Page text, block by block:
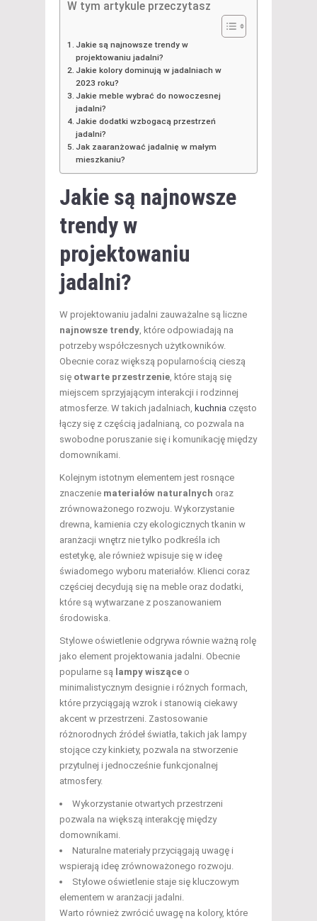
W tym artykule przeczytasz
Jakie są najnowsze trendy w
projektowaniu jadalni?
Jakie kolory dominują w jadalniach w
2023 roku?
Jakie meble wybrać do nowoczesnej
jadalni?
Jakie dodatki wzbogacą przestrzeń
jadalni?
Jak zaaranżować jadalnię w małym
mieszkaniu?
Jakie są najnowsze
trendy w
projektowaniu
jadalni?
W projektowaniu jadalni zauważalne są liczne
najnowsze trendy, które odpowiadają na
potrzeby współczesnych użytkowników.
Obecnie coraz większą popularnością cieszą
się otwarte przestrzenie, które stają się
miejscem sprzyjającym interakcji i rodzinnej
atmosferze. W takich jadalniach, kuchnia często
łączy się z częścią jadalnianą, co pozwala na
swobodne poruszanie się i komunikację między
domownikami.
Kolejnym istotnym elementem jest rosnące
znaczenie materiałów naturalnych oraz
zrównoważonego rozwoju. Wykorzystanie
drewna, kamienia czy ekologicznych tkanin w
aranżacji wnętrz nie tylko podkreśla ich
estetykę, ale również wpisuje się w ideę
świadomego wyboru materiałów. Klienci coraz
częściej decydują się na meble oraz dodatki,
które są wytwarzane z poszanowaniem
środowiska.
Stylowe oświetlenie odgrywa równie ważną rolę
jako element projektowania jadalni. Obecnie
popularne są lampy wiszące o
minimalistycznym designie i różnych formach,
które przyciągają wzrok i stanowią ciekawy
akcent w przestrzeni. Zastosowanie
różnorodnych źródeł światła, takich jak lampy
stojące czy kinkiety, pozwala na stworzenie
przytulnej i jednocześnie funkcjonalnej
atmosfery.
Wykorzystanie otwartych przestrzeni
pozwala na większą interakcję między
domownikami.
Naturalne materiały przyciągają uwagę i
wspierają ideę zrównoważonego rozwoju.
Stylowe oświetlenie staje się kluczowym
elementem w aranżacji jadalni.
Warto również zwrócić uwagę na kolory, które